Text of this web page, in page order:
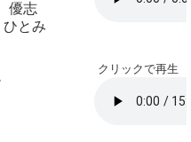
優志
とみ
クリックで再生